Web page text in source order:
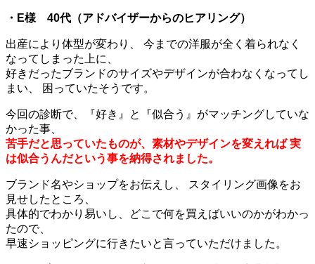
・E様 40代（アドバイザーからのヒアリング）
出産により体型が変わり、 今までの洋服が全く着られなく
なってしまった上に、
好きだったブランドのサイズやデザインが合わなくなってし
まい、 困っていたそうです。
今回の診断で、『好き』と『似合う』がマッチングしていな
かった事、
苦手だと思っていたものが、素材やデザインを変えれば 実
は似合うんだという事を納得されました。
ブランド名やショップをお伝えし、 スタイリング画像をお
見せしたところ、
具体的でわかり易いし、どこで何を買えばいいのかがわかっ
たので、
早速ショッピングに行きたいと言っていただけました。